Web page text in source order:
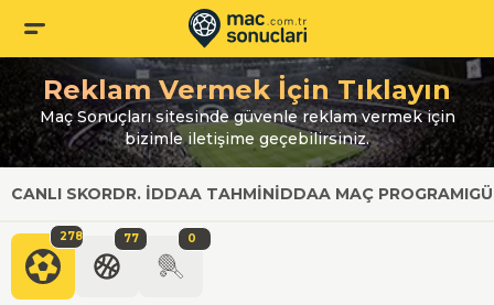
Reklam Vermek İçin Tıklayın
Maç Sonuçları sitesinde güvenle reklam vermek için
bizimle iletişime geçebilirsiniz.
CANLI SKORDR. İDDAA TAHMINİDDAA MAÇ PROGRAMI
278 77 0